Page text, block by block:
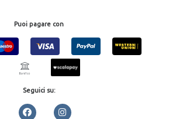
Puoi pagare con
Seguici su: